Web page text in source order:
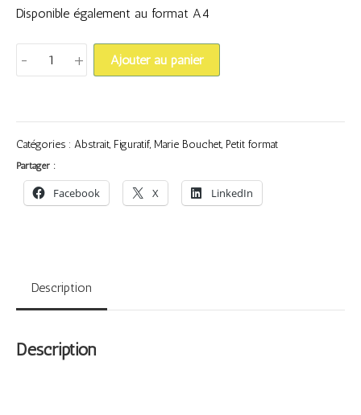
Disponible également au format A4
quantité
de
13x18cm
/
Rêve
de
Printemps
- + Ajouter au panier
Catégories : Abstrait, Figuratif, Marie Bouchet, Petit format
Partager :
Facebook X LinkedIn
Description
Description